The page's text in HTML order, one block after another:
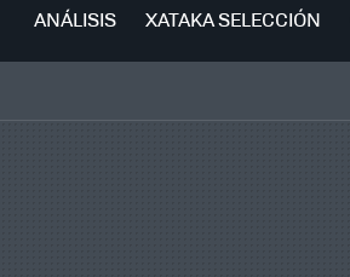
ANÁLISIS XATAKA SELECCIÓN